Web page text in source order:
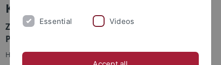
Kirchenreformer – Visionär
Zum Tod des berühmten Schweizer Theologen
Prof. Hans Küng
Hans Küng lebte und arbeitete seit 1960 in Tübingen und
Essential Videos